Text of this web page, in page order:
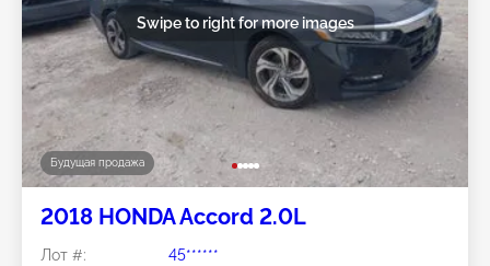
Будущая продажа
Swipe to right for more images
2018 HONDA Accord 2.0L
Лот #:
45******